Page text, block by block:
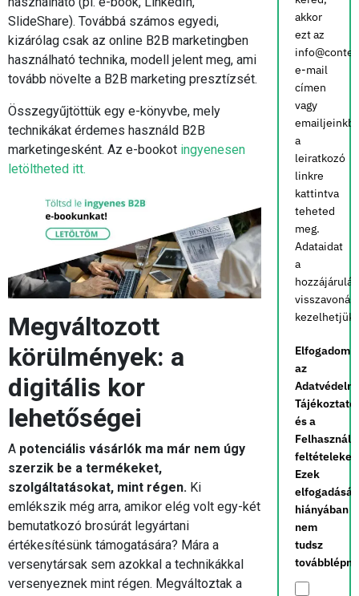
SlideShare). Továbbá számos egyedi,
kizárólag csak az online B2B marketingben
használható technika, modell jelent meg, ami
tovább növelte a B2B marketing presztízsét.
Összegyűjtöttük egy e-könyvbe, mely
technikákat érdemes használd B2B
marketingesként. Az e-bookot ingyenesen
letöltheted itt.
Megváltozott
körülmények: a
digitális kor
lehetőségei
A potenciális vásárlók ma már nem úgy
szerzik be a termékeket,
szolgáltatásokat, mint régen. Ki
emlékszik még arra, amikor elég volt egy-két
bemutatkozó brosúrát legyártani
értékesítésünk támogatására? Mára a
versenytársak sem azokkal a technikákkal
versenyeznek mint régen. Megváltoztak a
akkor
ezt az
e-mail
címen
vagy
a
leiratkozó
linkre
kattintva
teheted
meg.
Adataidat
a
kezelhetjük.
Elfogadom
az
Adatvédelmi
Tájékoztatót
és a
feltételeket.
Ezek
hiányában
nem
tudsz
továbblépni.